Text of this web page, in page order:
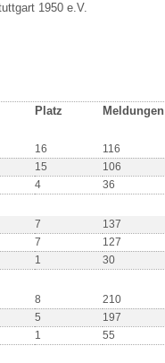
1950 e.V.
Platz Meldungen
16
116
15
106
4 36
7
137
7
127
1 30
8
210
5
197
1 55